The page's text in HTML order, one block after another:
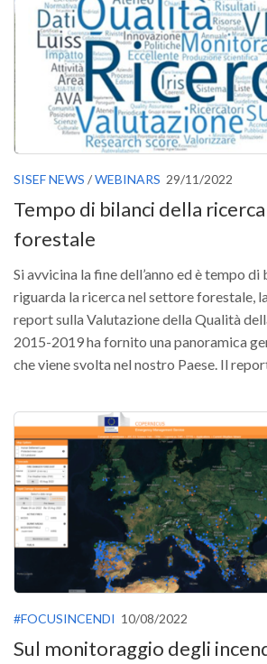
Versamento Quote di Iscrizione
Gruppi di Lavoro
Lista dei Gruppi di Lavoro SISEF
GdL Inquinamento e Foreste
GdL Terpeni in Ecologia
GdL Pianificazione Forestale
GdL Geomatica Forestale
GdL Filiera del legno
GdL Verde Urbano
GdL Comunicazione Forestale
GdL Foreste, Mitigazione,
GdL Infrastrutture, Risorse,
GdL Boschi Vetusti
GdL “TreeTalkers”
GdL Boschi Cedui
News
SISEF NEWS /WEBINARS 29/11/2022
Tempo di bilanci della
forestale
Si avvicina la fine dell’anno ed è tempo di
riguarda la ricerca nel settore forestale,
report sulla Valutazione della Qualità
2015-2019 ha fornito una panoramica
che viene svolta nel nostro Paese. Il
#FOCUSINCENDI 10/08/2022
Sul monitoraggio degli